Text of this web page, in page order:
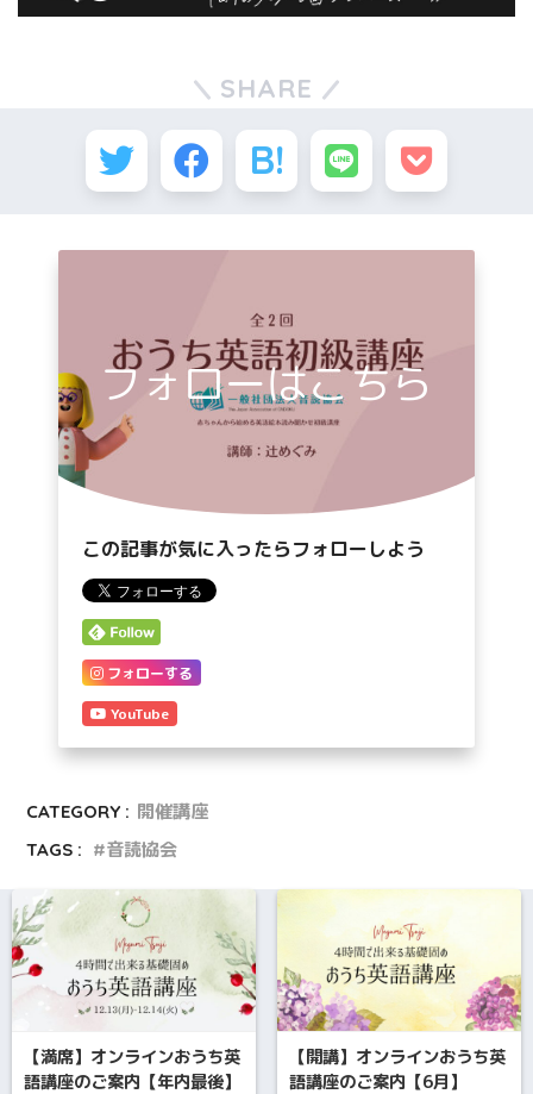
SHARE
フォローはこちら
この記事が気に入ったらフォローしよう
フォローする
YouTube
CATEGORY : 開催講座
TAGS :
音読協会
【満席】オンラインおうち英
語講座のご案内【年内最後】
【開講】オンラインおうち英
語講座のご案内【6月】